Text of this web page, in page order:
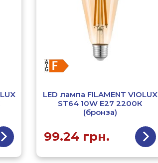
LED лампа FILAMENT VIOLUX
ST64 10W E27 2200К
(бронза)
99.24 грн.